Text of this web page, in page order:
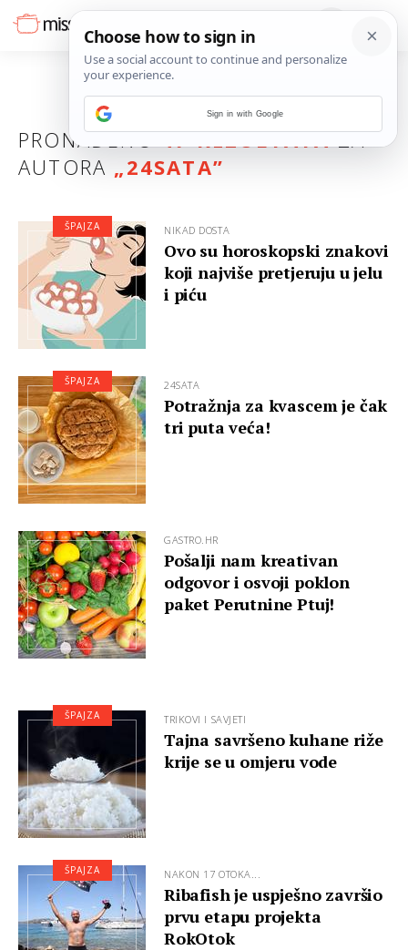
PRONAĐENO47 REZULTATAZA
AUTORA „24SATA”
NIKAD DOSTA
Ovo su horoskopski znakovi
koji najviše pretjeruju u jelu
i piću
ŠPAJZA
24SATA
Potražnja za kvascem je čak
tri puta veća!
ŠPAJZA
GASTRO.HR
Pošalji nam kreativan
odgovor i osvoji poklon
paket Perutnine Ptuj!
TRIKOVI I SAVJETI
Tajna savršeno kuhane riže
krije se u omjeru vode
ŠPAJZA
NAKON 17 OTOKA...
Ribafish je uspješno završio
prvu etapu projekta
RokOtok
ŠPAJZA
Sign in with Google